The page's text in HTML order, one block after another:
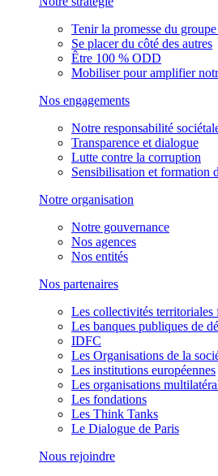
Tenir la promesse du
Se placer du côté des autres
Être 100 % ODD
Mobiliser pour amplifier
Nos engagements
Notre responsabilité
Transparence et dialogue
Lutte contre la corruption
Sensibilisation et formation
Notre organisation
Notre gouvernance
Nos agences
Nos entités
Nos partenaires
Les collectivités territoriales
Les banques publiques de
IDFC
Les Organisations de la
Les institutions européennes
Les organisations
Les fondations
Les Think Tanks
Le Dialogue de Paris
Nous rejoindre